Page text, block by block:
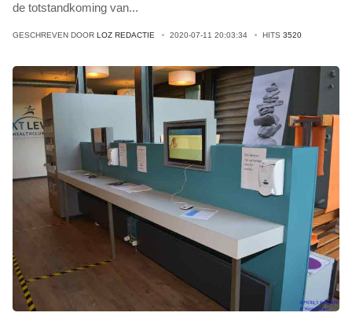
de totstandkoming van...
GESCHREVEN DOOR LOZ REDACTIE 2020-07-11 20:03:34 HITS 3520